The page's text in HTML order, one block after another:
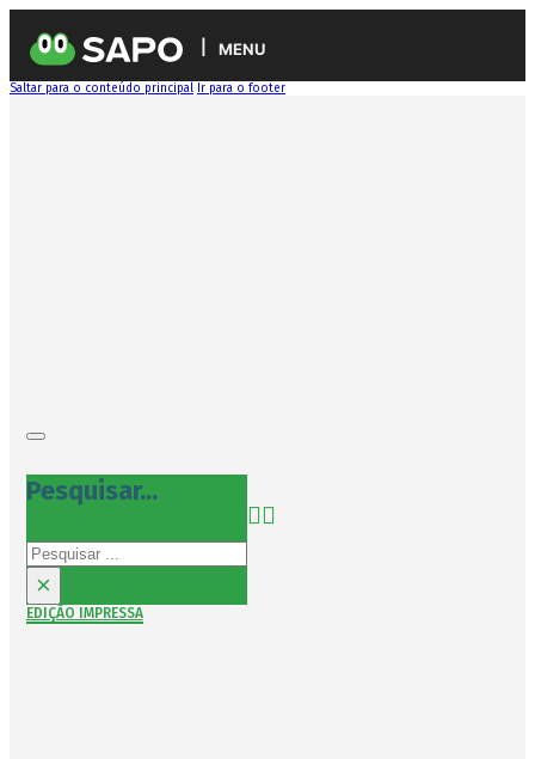
MENU
Saltar para o conteúdo principal Ir para o footer
Pesquisar...
Pesquisar
×
EDIÇÃO IMPRESSA